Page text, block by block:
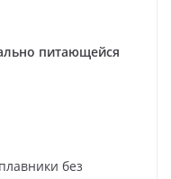
питающейся
без